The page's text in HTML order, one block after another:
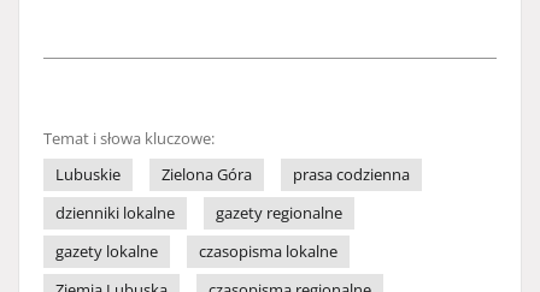
Temat i słowa kluczowe:
Lubuskie
Zielona Góra
prasa codzienna
dzienniki lokalne
gazety regionalne
gazety lokalne
czasopisma lokalne